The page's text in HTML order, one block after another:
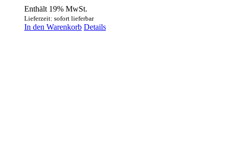
Enthält 19% MwSt.
Lieferzeit: sofort lieferbar
In den Warenkorb Details